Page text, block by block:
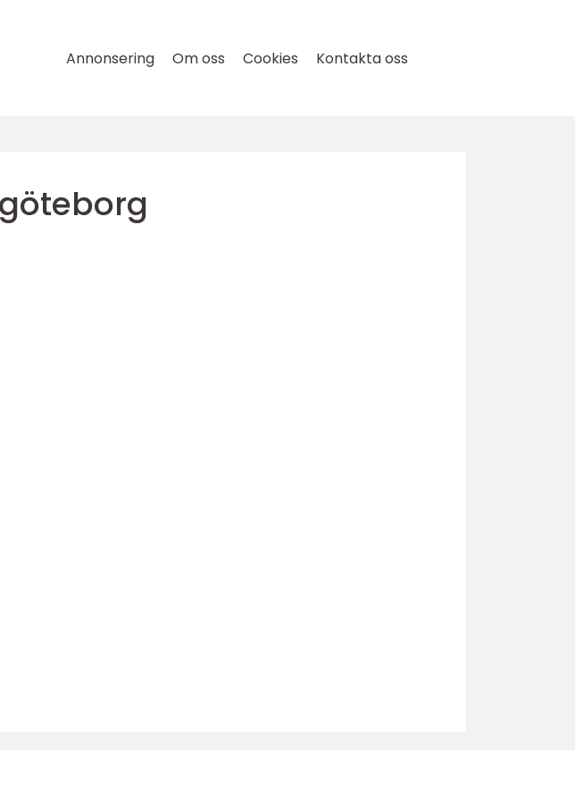
Annonsering Om oss Cookies Kontakta oss